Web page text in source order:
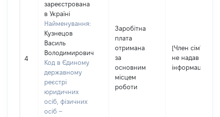
4
зареєстрована
в Україні
Найменування:
Кузнецов
Василь
Володимирович
Код в Єдиному
державному
реєстрі
юридичних
осіб, фізичних
осіб –
Заробітна
плата
отримана
за
основним
місцем
роботи
[Член сім'ї
не надав
інформацію]